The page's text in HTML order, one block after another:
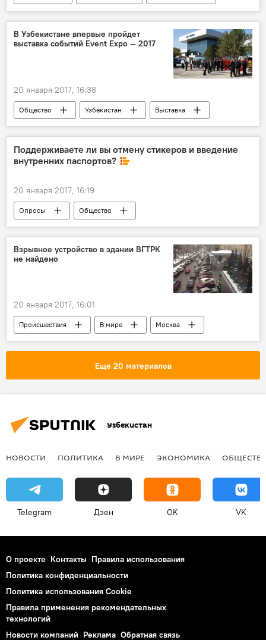
Театр
Инвестиции
В Узбекистане впервые пройдет
выставка событий Event Expo — 2017
20 января 2017, 16:38
Общество Узбекистан
Выставка
ЭКСПО
организация мероприятий
event
Поддерживаете ли вы отмену стикеров и введение
внутренних паспортов?
20 января 2017, 16:19
Опросы Общество
Взрывное устройство в здании ВГТРК
не найдено
20 января 2017, 16:01
Происшествия В мире
Москва
ВГТРК
Еще 20 материалов
Узбекистан
НОВОСТИ ПОЛИТИКА В МИРЕ ЭКОНОМИКА
Telegram Дзен OK VK
О проекте Контакты Правила использования
Политика конфиденциальности
Политика использования Cookie
Правила применения рекомендательных
технологий
Новости компаний Реклама Обратная связь